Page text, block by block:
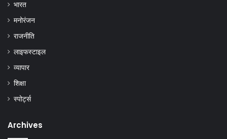
भारत
मनोरंजन
राजनीति
लाइफस्टाइल
व्यापार
शिक्षा
स्पोर्ट्स
Archives